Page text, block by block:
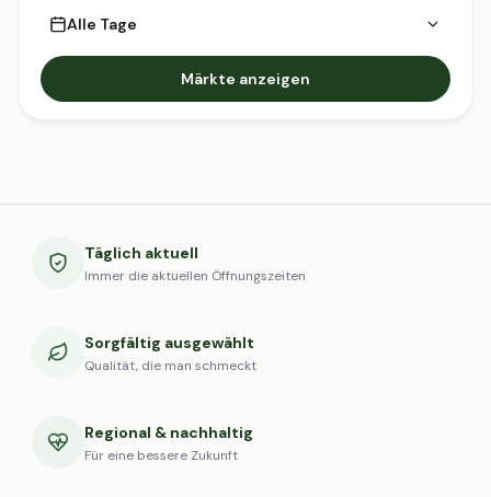
Alle Tage
Märkte anzeigen
Täglich aktuell
Immer die aktuellen Öffnungszeiten
Sorgfältig ausgewählt
Qualität, die man schmeckt
Regional & nachhaltig
Für eine bessere Zukunft